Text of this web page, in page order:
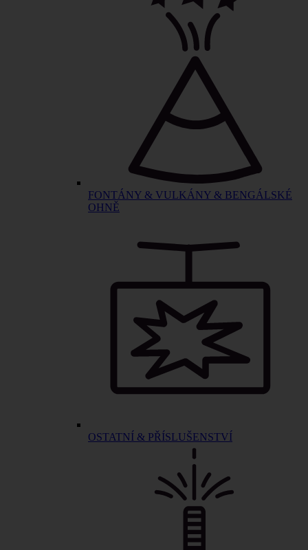
FONTÁNY & VULKÁNY & BENGÁLSKÉ
OHNĚ
OSTATNÍ & PŘÍSLUŠENSTVÍ